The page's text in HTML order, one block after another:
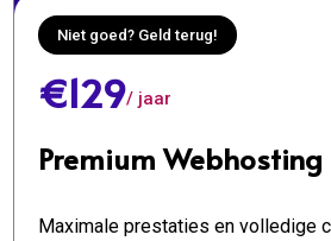
Niet goed? Geld terug!
€129/ jaar
Premium Webhosting
Maximale prestaties en volledige